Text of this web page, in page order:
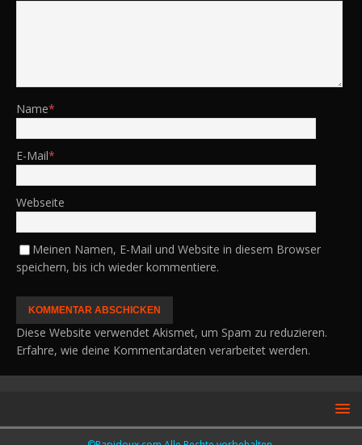
Name*
E-Mail*
Webseite
Meinen Namen, E-Mail und Website in diesem Browser
speichern, bis ich wieder kommentiere.
Diese Website verwendet Akismet, um Spam zu reduzieren.
Erfahre, wie deine Kommentardaten verarbeitet werden.